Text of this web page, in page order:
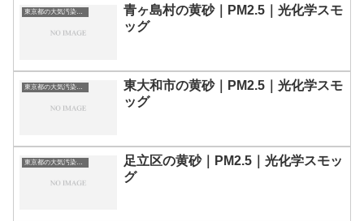
東京都の大気汚染・PM2.5・黄砂・エアロゾルの数値
青ヶ島村の黄砂｜PM2.5｜光化学スモ
ッグ
東京都の大気汚染・PM2.5・黄砂・エアロゾルの数値
東大和市の黄砂｜PM2.5｜光化学スモ
ッグ
東京都の大気汚染・PM2.5・黄砂・エアロゾルの数値
足立区の黄砂｜PM2.5｜光化学スモッ
グ